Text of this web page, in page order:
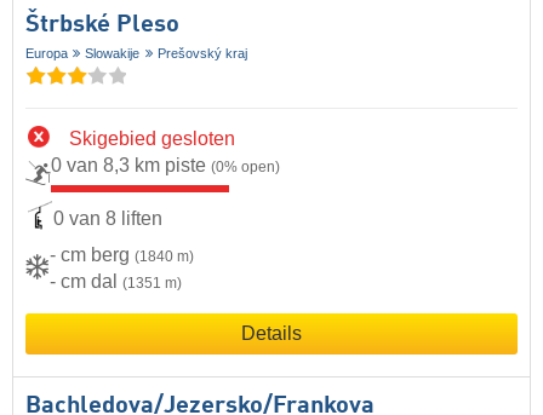
Štrbské Pleso
Europa Slowakije Prešovský kraj
Skigebied gesloten
0 van 8,3 km piste (0% open)
0 van 8 liften
- cm berg (1840 m)
- cm dal (1351 m)
Details
Bachledova/​Jezersko/​Frankova